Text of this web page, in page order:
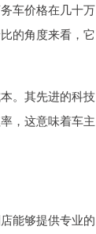
车价格在几十万
的角度来看，它
。其先进的科技
，这意味着车主
能够提供专业的